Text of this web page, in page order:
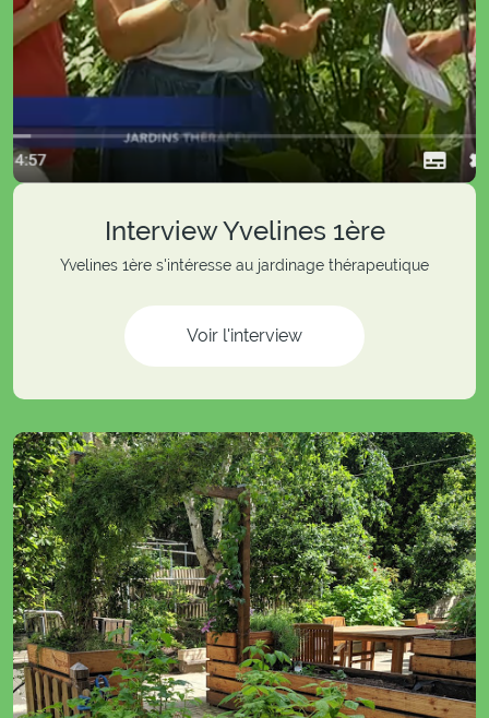
Interview Yvelines 1ère
Yvelines 1ère s'intéresse au jardinage thérapeutique
Voir l'interview